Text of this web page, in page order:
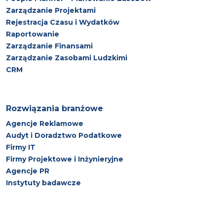
Zarządzanie Projektami
Rejestracja Czasu i Wydatków
Raportowanie
Zarządzanie Finansami
Zarządzanie Zasobami Ludzkimi
CRM
Rozwiązania branżowe
Agencje Reklamowe
Audyt i Doradztwo Podatkowe
Firmy IT
Firmy Projektowe i Inżynieryjne
Agencje PR
Instytuty badawcze